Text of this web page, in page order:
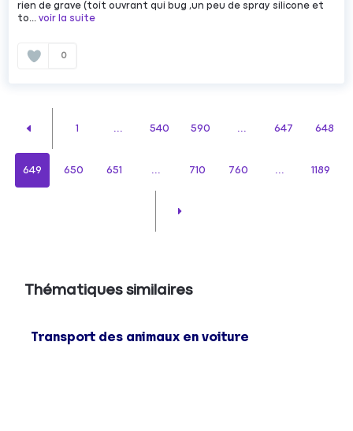
rien de grave (toit ouvrant qui bug ,un peu de spray silicone et
to...voir la suite
0
1 ... 540 590 ... 647 648
649 650 651 710 760 1189
Thématiques similaires
Transport des animaux en voiture